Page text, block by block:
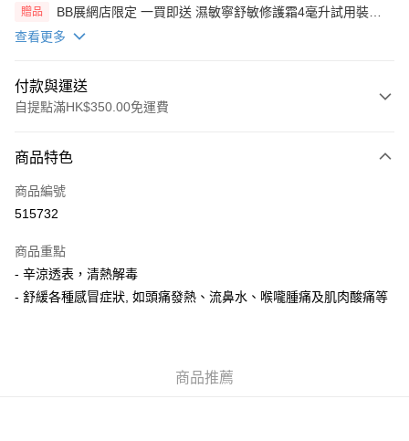
贈品
BB展網店限定 一買即送 濕敏寧舒敏修護霜4毫升試用裝
X2 包(贈品)(送完即止)
查看更多
付款與運送
自提點滿HK$350.00免運費
信用卡
AlipayHK
WeChat Pay
每筆HK$50.00，滿HK$350.00或以上免運費
商品特色
商品編號
515732
商品重點
- 辛涼透表，清熱解毒
- 舒緩各種感冒症狀, 如頭痛發熱、流鼻水、喉嚨腫痛及肌肉酸痛等
商品推薦